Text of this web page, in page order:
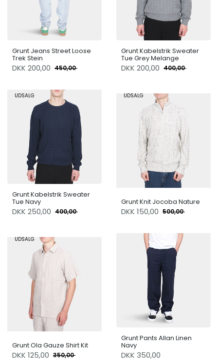
Grunt Jeans Street Loose
Trek Stein
DKK 200,00 450,00
Grunt Kabelstrik Sweater
Tue Grey Melange
DKK 200,00 400,00
UDSALG
Grunt Kabelstrik Sweater
Tue Navy
DKK 250,00 400,00
UDSALG
Grunt Knit Jocoba Nature
DKK 150,00 500,00
UDSALG
Grunt Ola Gauze Shirt Kit
DKK 125,00 350,00
Grunt Pants Allan Linen
Navy
DKK 350,00